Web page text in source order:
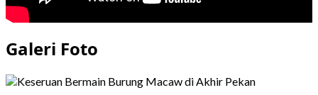
Galeri Foto